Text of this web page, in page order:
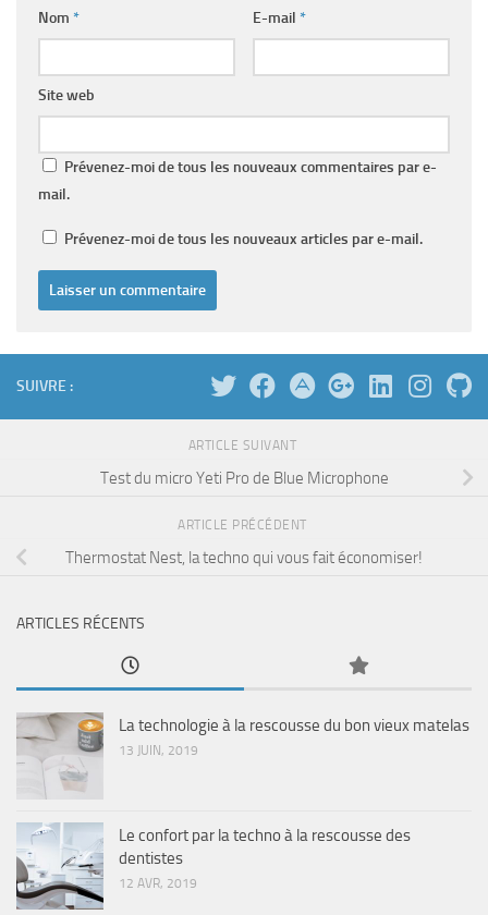
Nom * E-mail *
Site web
Prévenez-moi de tous les nouveaux commentaires par e-
mail.
Prévenez-moi de tous les nouveaux articles par e-mail.
SUIVRE :
ARTICLE SUIVANT
Test du micro Yeti Pro de Blue Microphone
ARTICLE PRÉCÉDENT
Thermostat Nest, la techno qui vous fait économiser!
ARTICLES RÉCENTS
La technologie à la rescousse du bon vieux matelas
13 JUIN, 2019
Le confort par la techno à la rescousse des
dentistes
12 AVR, 2019